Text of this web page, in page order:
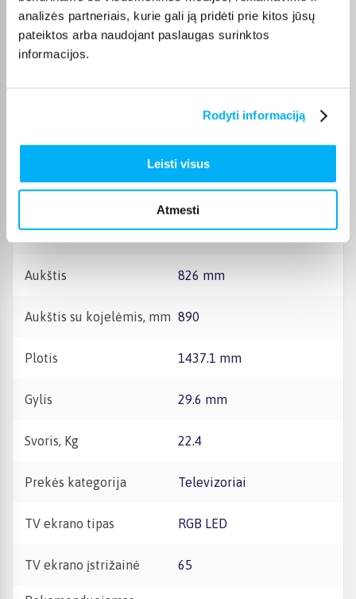
analizės partneriais, kurie gali ją pridėti prie kitos jūsų
pateiktos arba naudojant paslaugas surinktos
informacijos.
Rodyti informaciją
Leisti visus
Atmesti
HDMI jungtys 4
„Dolby Atmos“
Bluetooth ryšys + Taip
Vaizdo atnaujinimo dažnis 165 Hz
Aukštis 826 mm
Aukštis su kojelėmis, mm 890
Plotis 1437.1 mm
Gylis 29.6 mm
Svoris, Kg 22.4
Prekės kategorija Televizoriai
TV ekrano tipas RGB LED
TV ekrano įstrižainė 65